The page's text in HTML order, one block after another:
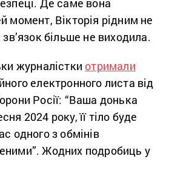
Де саме вона
момент, Вікторія рідним не
більше не виходила.
журналістки отримали
електронного листа від
Росії: “Ваша донька
2024 року, її тіло буде
одного з обмінів
Жодних подробиць у